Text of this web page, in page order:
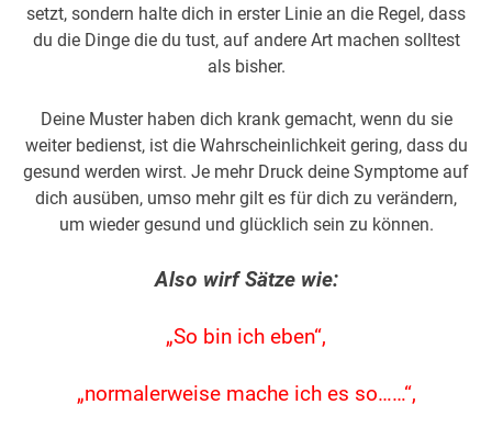
setzt, sondern halte dich in erster Linie an die Regel, dass
du die Dinge die du tust, auf andere Art machen solltest
als bisher.
Deine Muster haben dich krank gemacht, wenn du sie
weiter bedienst, ist die Wahrscheinlichkeit gering, dass du
gesund werden wirst. Je mehr Druck deine Symptome auf
dich ausüben, umso mehr gilt es für dich zu verändern,
um wieder gesund und glücklich sein zu können.
Also wirf Sätze wie:
„So bin ich eben“,
„normalerweise mache ich es so……“,